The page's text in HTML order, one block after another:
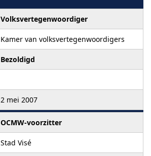
Volksvertegenwoordiger
Kamer van volksvertegenwoordigers
Bezoldigd
2 mei 2007
OCMW-voorzitter
Stad Visé